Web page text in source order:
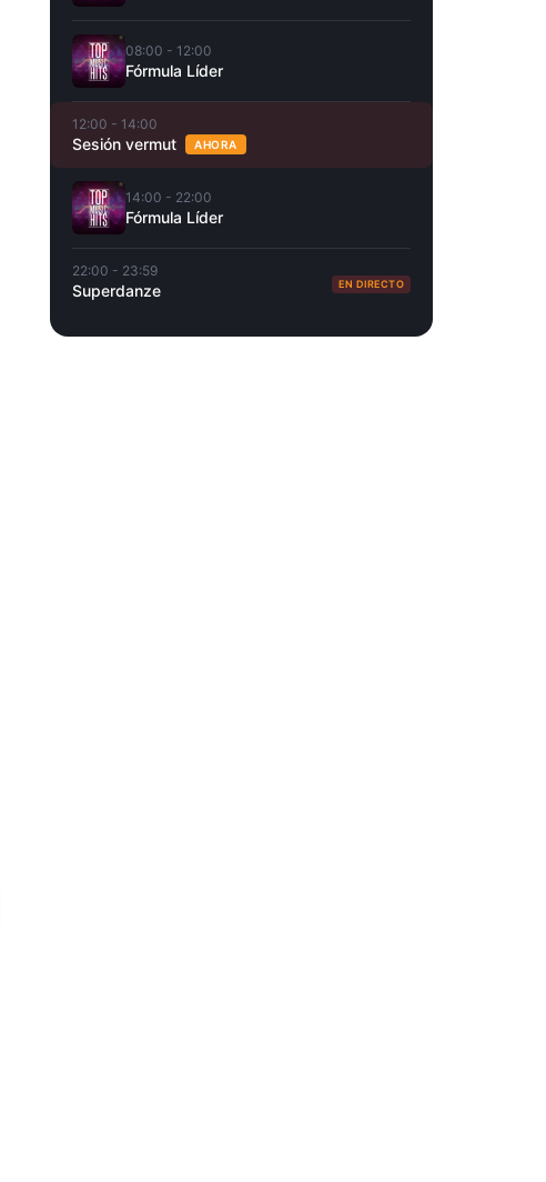
08:00 - 12:00
Fórmula Líder
12:00 - 14:00
Sesión vermut AHORA
14:00 - 22:00
Fórmula Líder
22:00 - 23:59
Superdanze EN DIRECTO